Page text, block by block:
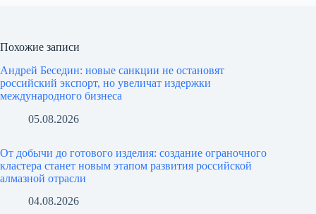
Похожие записи
Андрей Беседин: новые санкции не остановят
российский экспорт, но увеличат издержки
международного бизнеса
05.08.2026
От добычи до готового изделия: создание ограночного
кластера станет новым этапом развития российской
алмазной отрасли
04.08.2026